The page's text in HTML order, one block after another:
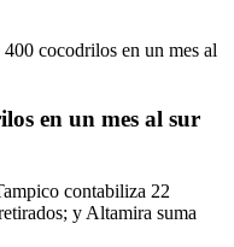
cocodrilos en un mes al
en un mes al sur
contabiliza 22
y Altamira suma